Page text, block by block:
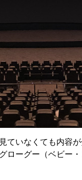
ていなくても内容
ローグー（ベビー